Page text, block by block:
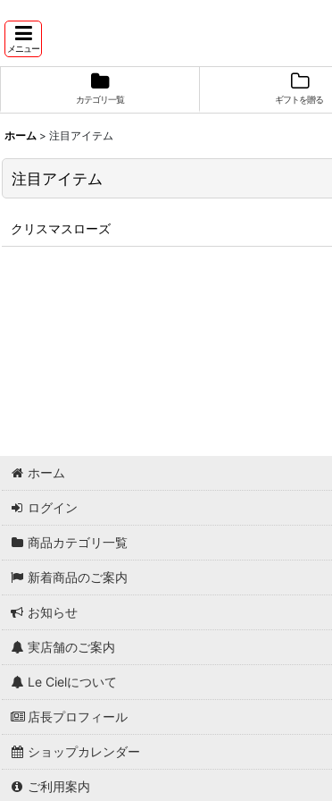
メニュー
カテゴリ一覧 ギフトを贈る
ホーム > 注目アイテム
注目アイテム
クリスマスローズ
ホーム
ログイン
商品カテゴリ一覧
新着商品のご案内
お知らせ
実店舗のご案内
Le Cielについて
店長プロフィール
ショップカレンダー
ご利用案内